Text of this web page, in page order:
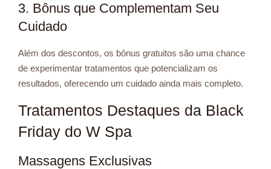
3. Bônus que Complementam Seu
Cuidado
Além dos descontos, os bônus gratuitos são uma chance
de experimentar tratamentos que potencializam os
resultados, oferecendo um cuidado ainda mais completo.
Tratamentos Destaques da Black
Friday do W Spa
Massagens Exclusivas